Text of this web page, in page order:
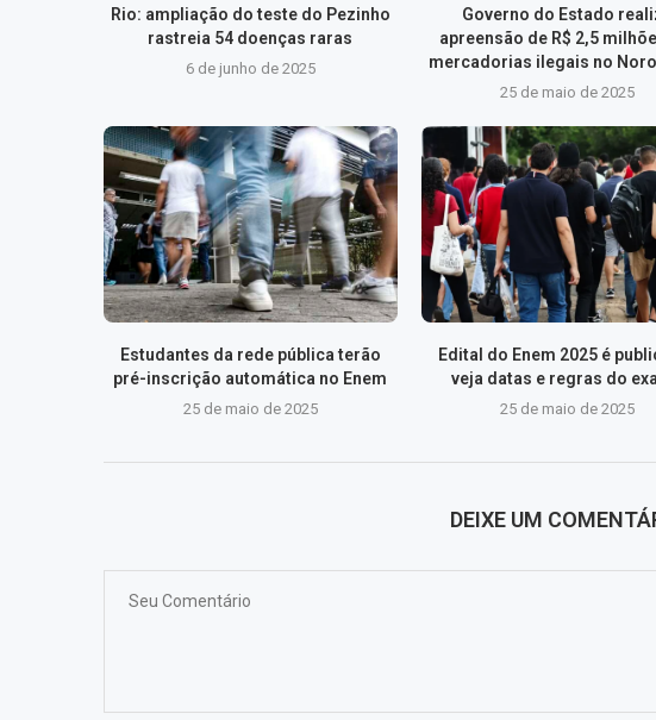
Rio: ampliação do teste do Pezinho
rastreia 54 doenças raras
6 de junho de 2025
Governo do Estado
apreensão de R$ 2,5
mercadorias ilegais no
25 de maio de 2025
Estudantes da rede pública terão
pré-inscrição automática no Enem
25 de maio de 2025
Edital do Enem 2025 é
veja datas e regras do
25 de maio de 2025
DEIXE UM